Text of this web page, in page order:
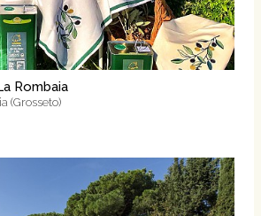
Rombaia
(Grosseto)